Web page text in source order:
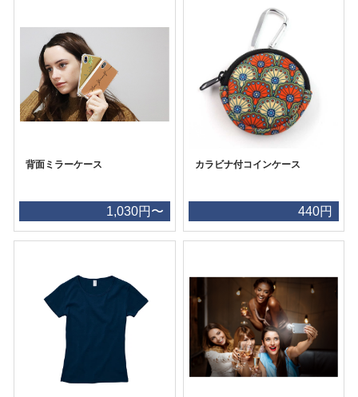
背面ミラーケース
1,030円〜
カラビナ付コインケース
440円